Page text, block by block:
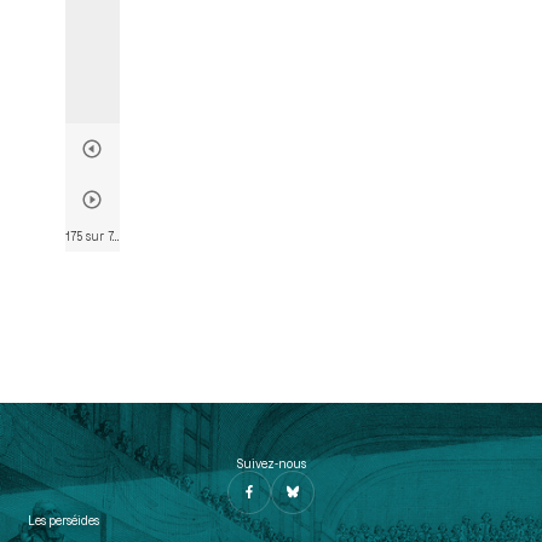
175 sur 746
Suivez-nous
Les perséides